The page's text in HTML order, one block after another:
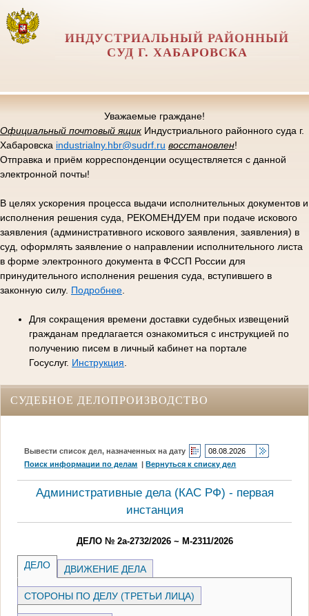
ИНДУСТРИАЛЬНЫЙ РАЙОННЫЙ
СУД Г. ХАБАРОВСКА
Уважаемые граждане!
Официальный почтовый ящик Индустриального районного суда г.
Хабаровска industrialny.hbr@sudrf.ru восстановлен!
Отправка и приём корреспонденции осуществляется с данной
электронной почты!
В целях ускорения процесса выдачи исполнительных документов и
исполнения решения суда, РЕКОМЕНДУЕМ при подаче искового
заявления (административного искового заявления, заявления) в
суд, оформлять заявление о направлении исполнительного листа
в форме электронного документа в ФССП России для
принудительного исполнения решения суда, вступившего в
законную силу. Подробнее
Для сокращения времени доставки судебных извещений
гражданам предлагается ознакомиться с инструкцией по
получению писем в личный кабинет на портале
Госуслуг. Инструкция
СУДЕБНОЕ ДЕЛОПРОИЗВОДСТВО
Вывести список дел, назначенных на дату
Поиск информации по делам |Вернуться к списку дел
Административные дела (КАC РФ) - первая
инстанция
ДЕЛО № 2а-2732/2026 ~ М-2311/2026
ДЕЛО ДВИЖЕНИЕ ДЕЛА
СТОРОНЫ ПО ДЕЛУ (ТРЕТЬИ ЛИЦА)